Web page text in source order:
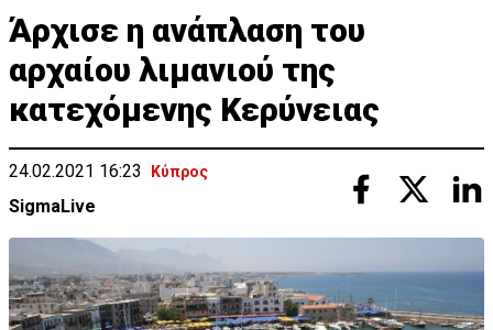
Άρχισε η ανάπλαση του
αρχαίου λιμανιού της
κατεχόμενης Κερύνειας
24.02.2021 16:23 Κύπρος
SigmaLive